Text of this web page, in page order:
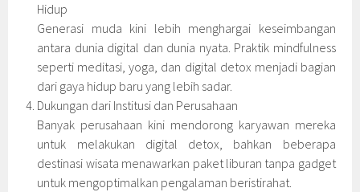
Hidup
Generasi muda kini lebih menghargai keseimbangan
antara dunia digital dan dunia nyata. Praktik mindfulness
seperti meditasi, yoga, dan digital detox menjadi bagian
dari gaya hidup baru yang lebih sadar.
Dukungan dari Institusi dan Perusahaan
Banyak perusahaan kini mendorong karyawan mereka
untuk melakukan digital detox, bahkan beberapa
destinasi wisata menawarkan paket liburan tanpa gadget
untuk mengoptimalkan pengalaman beristirahat.